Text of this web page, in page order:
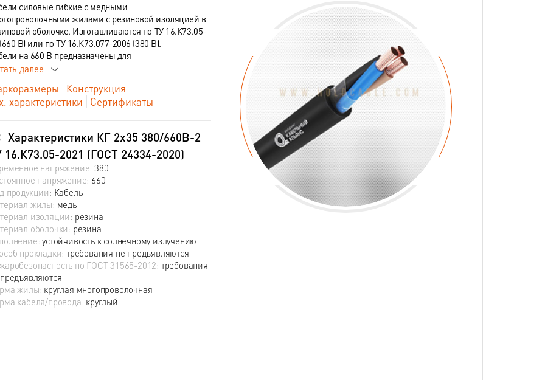
силовые гибкие с медными
жилами с резиновой изоляцией в
оболочке. Изготавливаются по ТУ 16.К73.05-
В) или по ТУ 16.К73.077-2006 (380 В).
на 660 В предназначены для
далее
Конструкция
характеристики
Сертификаты
Характеристики КГ 2х35 380/660В-2
16.К73.05-2021 (ГОСТ 24334-2020)
напряжение: 380
напряжение: 660
продукции: Кабель
жилы: медь
изоляции: резина
оболочки: резина
устойчивость к солнечному излучению
прокладки: требования не предъявляются
по ГОСТ 31565-2012: требования
жилы: круглая многопроволочная
кабеля/провода: круглый